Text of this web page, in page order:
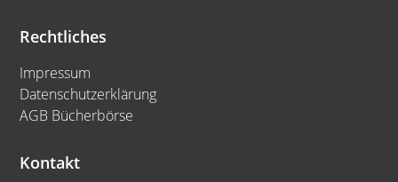
Rechtliches
Impressum
Datenschutzerklärung
AGB Bücherbörse
Kontakt